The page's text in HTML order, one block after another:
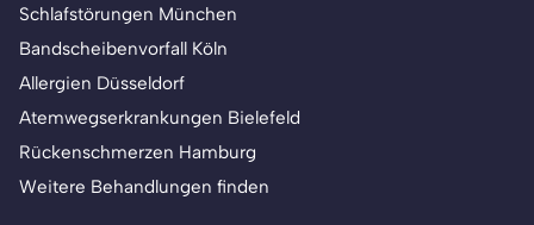
Schlafstörungen München
Bandscheibenvorfall Köln
Allergien Düsseldorf
Atemwegserkrankungen Bielefeld
Rückenschmerzen Hamburg
Weitere Behandlungen finden